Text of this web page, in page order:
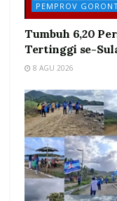
PEMPROV
Tumbuh 6,20
Tertinggi se-
8 AGU 2026